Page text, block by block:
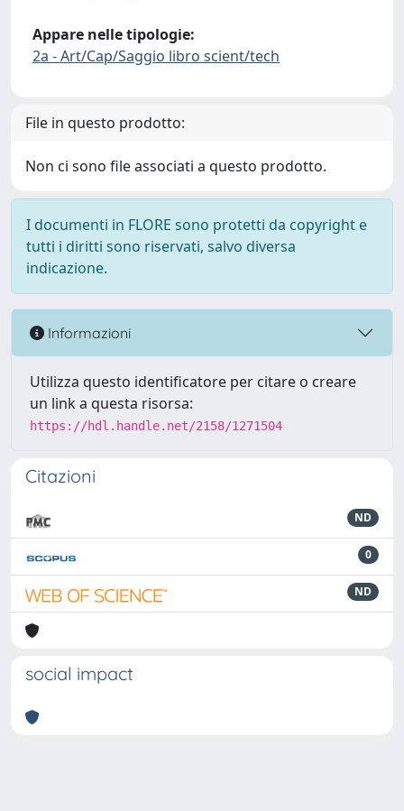
Appare nelle tipologie:
2a - Art/Cap/Saggio libro scient/tech
File in questo prodotto:
Non ci sono file associati a questo prodotto.
I documenti in FLORE sono protetti da copyright e
tutti i diritti sono riservati, salvo diversa
indicazione.
Informazioni
Utilizza questo identificatore per citare o creare
un link a questa risorsa:
https://hdl.handle.net/2158/1271504
Citazioni
ND
0
ND
social impact